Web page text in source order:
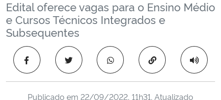
Ministério da Educação
Ministério da Cidadania
Ministério da Saúde
Ministério de Minas e Energia
Edital oferece vagas para o Ensino Médio
e Cursos Técnicos Integrados e
Subsequentes
Copiar para área
Publicado em 22/09/2022, 11h31. Atualizado